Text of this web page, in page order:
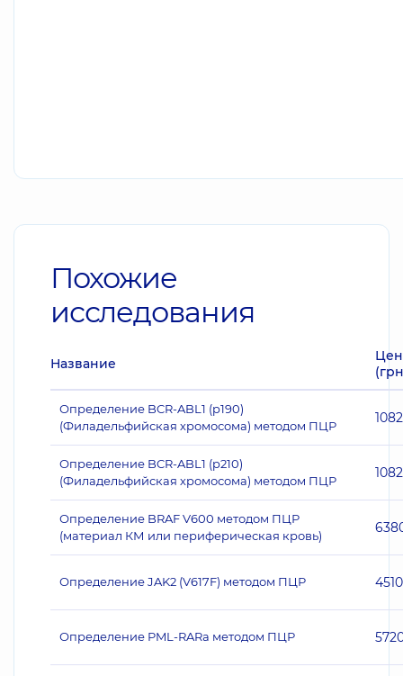
Похожие
исследования
Название
Определение BCR-ABL1 (p190)
(Филадельфийская хромосома) методом ПЦР
Определение BCR-ABL1 (p210)
(Филадельфийская хромосома) методом ПЦР
Определение BRAF V600 методом ПЦР
(материал КМ или периферическая кровь)
Определение JAK2 (V617F) методом ПЦР 4510
Определение PML-RARа методом ПЦР